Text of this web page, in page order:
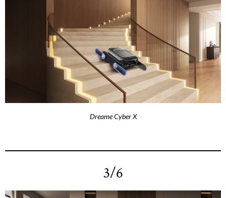
Dreame Cyber X
3/6